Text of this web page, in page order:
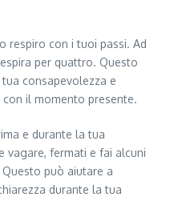
respiro con i tuoi passi. Ad
per quattro. Questo
consapevolezza e
il momento presente.
e durante la tua
vagare, fermati e fai alcuni
può aiutare a
durante la tua